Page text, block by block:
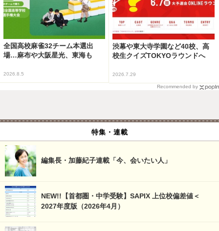
全国高校麻雀32チーム本選出
場…麻布や大阪星光、東海も
2026.8.5
渋幕や東大寺学園など40校、高
校生クイズTOKYOラウンドへ
2026.7.29
Recommended by
特集・連載
編集長・加藤紀子連載「今、会いたい人」
NEW!!【首都圏・中学受験】SAPIX 上位校偏差値＜
2027年度版（2026年4月）